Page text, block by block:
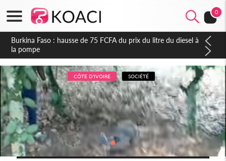
0
Cameroun : Accusé de tentative de coup d'Etat, Sani
Mouhamadou contre-attaque, la DGRE de l'ex-directeur Eko
Eko dément à son tour
CÔTE D'IVOIRE SOCIÉTÉ